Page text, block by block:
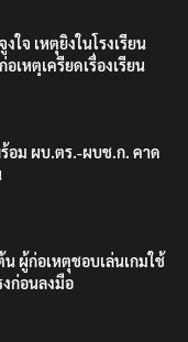
ใจ เหตุยิงในโรงเรียน
เหตุเครียดเรื่องเรียน
อม ผบ.ตร.-ผบช.ก. คาด
ผู้ก่อเหตุชอบเล่นเกมใช้
ก่อนลงมือ